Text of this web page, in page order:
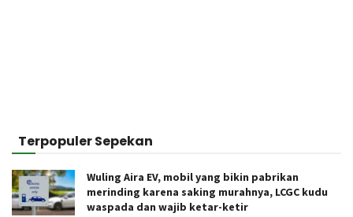
Terpopuler Sepekan
Wuling Aira EV, mobil yang bikin pabrikan
merinding karena saking murahnya, LCGC kudu
waspada dan wajib ketar-ketir